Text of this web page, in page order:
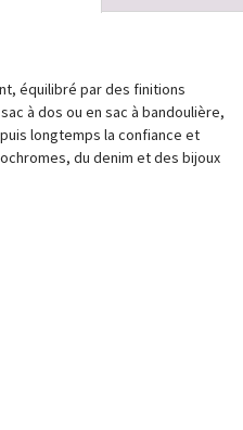
équilibré par des finitions
à dos ou en sac à bandoulière,
longtemps la confiance et
du denim et des bijoux